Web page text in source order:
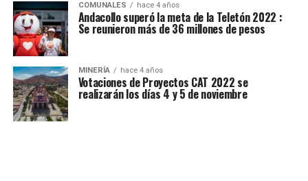
COMUNALES hace 4 años
Andacollo superó la meta de la Teletón 2022 :
Se reunieron más de 36 millones de pesos
MINERÍA hace 4 años
Votaciones de Proyectos CAT 2022 se
realizaránlos días 4 y 5 de noviembre